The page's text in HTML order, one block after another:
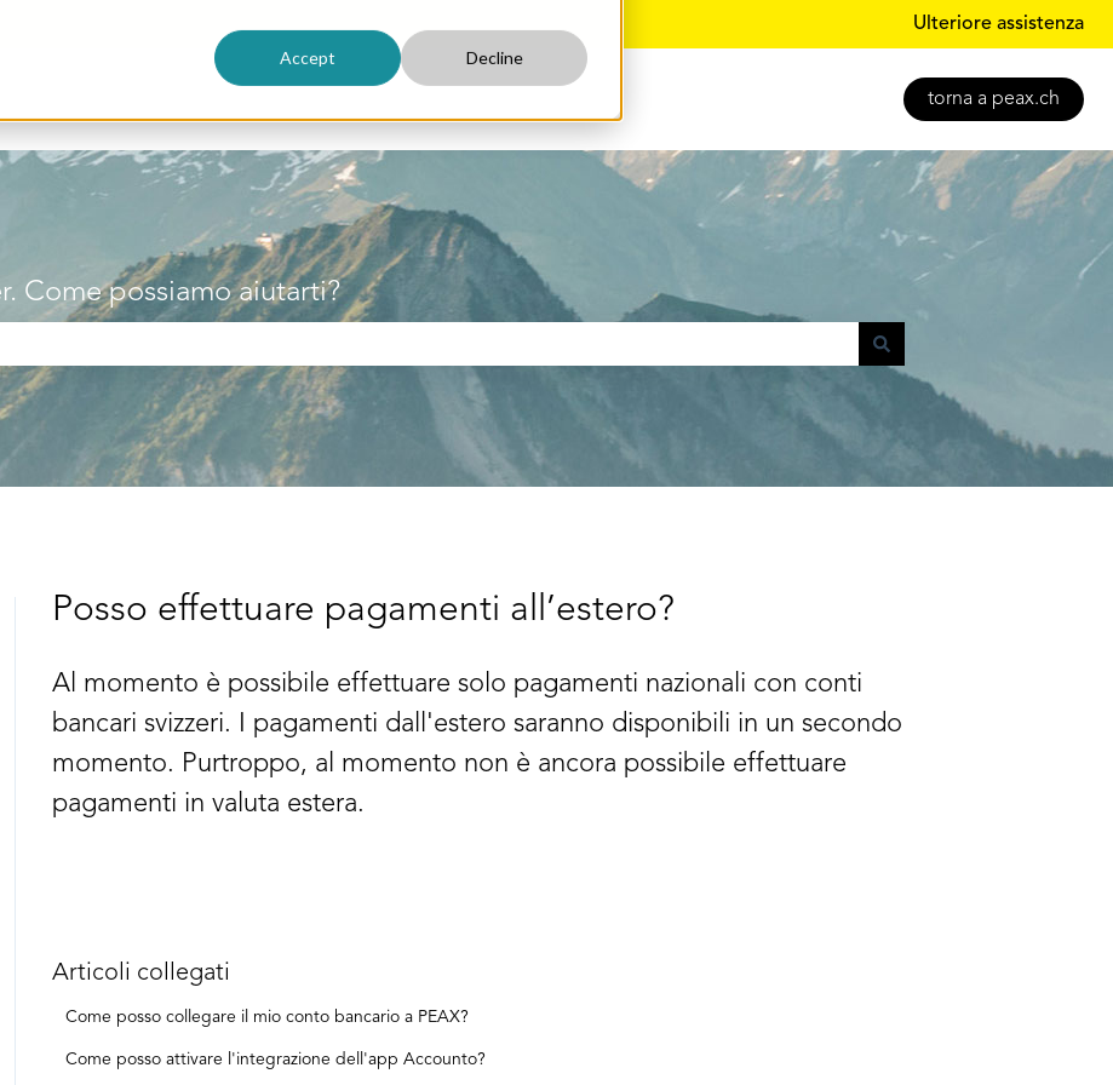
Accept Decline
Ulteriore assistenza
torna a peax.ch
Come possiamo aiutarti?
campo di ricerca è vuoto.
Posso effettuare pagamenti all’estero?
Al momento è possibile effettuare solo pagamenti nazionali con conti
bancari svizzeri. I pagamenti dall'estero saranno disponibili in un secondo
momento. Purtroppo, al momento non è ancora possibile effettuare
pagamenti in valuta estera.
Articoli collegati
Come posso collegare il mio conto bancario a PEAX?
Come posso attivare l'integrazione dell'app Accounto?